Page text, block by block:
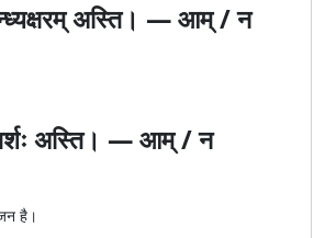
अस्ति। — आम् / न
अस्ति। — आम् / न
है।